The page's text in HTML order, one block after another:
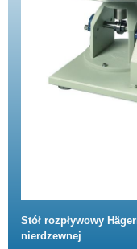
Stół rozpływowy
nierdzewnej